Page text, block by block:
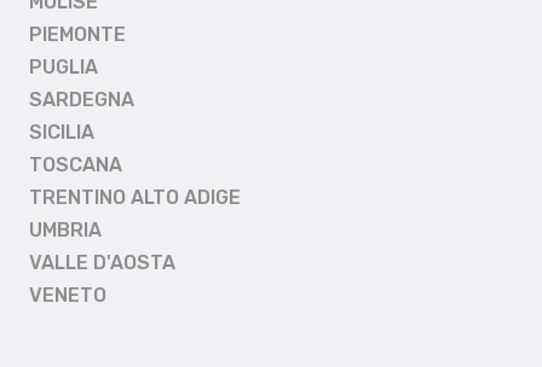
PIEMONTE
PUGLIA
SARDEGNA
SICILIA
TOSCANA
TRENTINO ALTO ADIGE
UMBRIA
VALLE D'AOSTA
VENETO